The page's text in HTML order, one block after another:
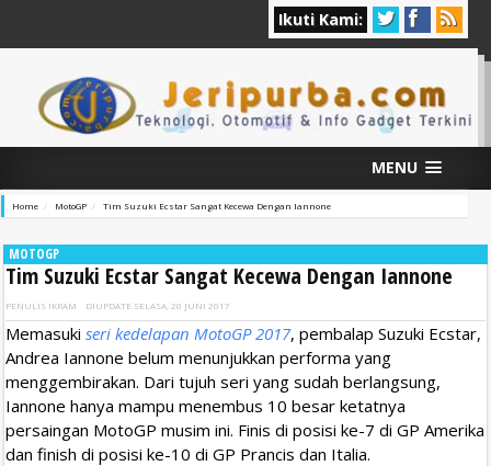
Ikuti Kami:
MENU
Home MotoGP Tim Suzuki Ecstar Sangat Kecewa Dengan Iannone
MOTOGP
Tim Suzuki Ecstar Sangat Kecewa Dengan Iannone
PENULIS IKRAM DIUPDATE SELASA, 20 JUNI 2017
Memasuki seri kedelapan MotoGP 2017, pembalap Suzuki Ecstar,
Andrea Iannone belum menunjukkan performa yang
menggembirakan. Dari tujuh seri yang sudah berlangsung,
Iannone hanya mampu menembus 10 besar ketatnya
persaingan MotoGP musim ini. Finis di posisi ke-7 di GP Amerika
dan finish di posisi ke-10 di GP Prancis dan Italia.